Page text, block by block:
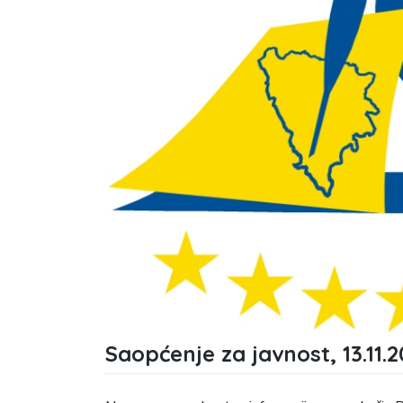
Saopćenje za javnost,